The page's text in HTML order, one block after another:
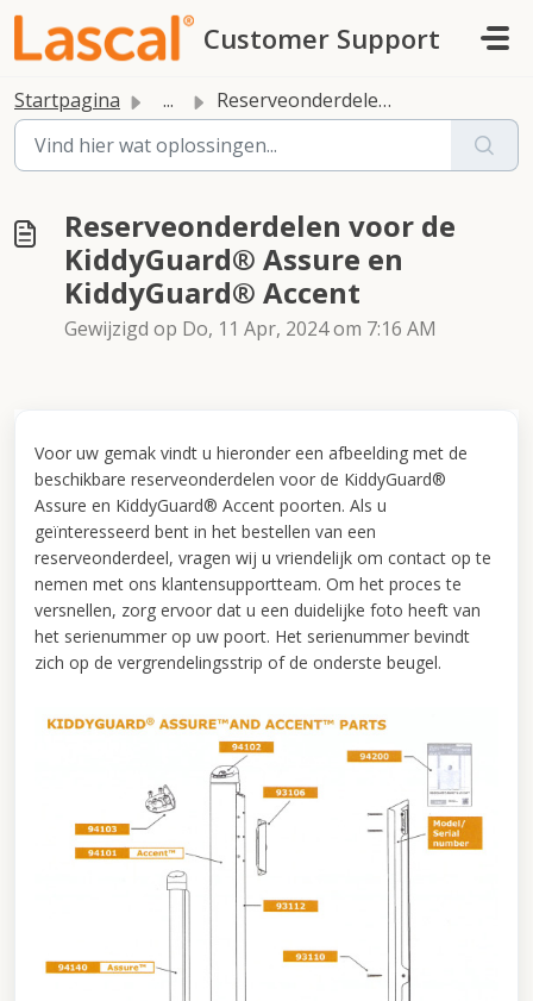
Doorgaan naar hoofdinhoud
Customer Support
Startpagina ... Reserveonderdelen voor de KiddyGuard® Assure en KiddyGuar...
Reserveonderdelen voor de
KiddyGuard® Assure en
KiddyGuard® Accent
Gewijzigd op Do, 11 Apr, 2024 om 7:16 AM
Voor uw gemak vindt u hieronder een afbeelding met de
beschikbare reserveonderdelen voor de KiddyGuard®
Assure en KiddyGuard® Accent poorten. Als u
geïnteresseerd bent in het bestellen van een
reserveonderdeel, vragen wij u vriendelijk om contact op te
nemen met ons klantensupportteam. Om het proces te
versnellen, zorg ervoor dat u een duidelijke foto heeft van
het serienummer op uw poort. Het serienummer bevindt
zich op de vergrendelingsstrip of de onderste beugel.